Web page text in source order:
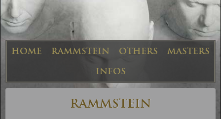
HOME RAMMSTEIN OTHERS
MASTERS
INFOS
RAMMSTEIN